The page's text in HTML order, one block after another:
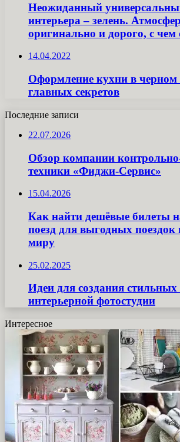
Неожиданный
интерьера – зелень.
оригинально и дорого, с чем
14.04.2022
Оформление кухни в черном
главных секретов
Последние записи
22.07.2026
Обзор компании
техники «Фиджи-Сервис»
15.04.2026
Как найти дешёвые билеты
поезд для выгодных поездок
миру
25.02.2025
Идеи для создания
интерьерной фотостудии
Интересное